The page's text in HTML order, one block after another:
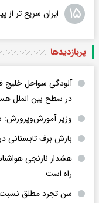
۱۵ ایران سریع تر
پربازدید‌ها
آلودگی سواحل خلیج
در سطح بین الملل
وزیر
بارش برف تابستانی
راه است
سن تجرد مطلق نسبت